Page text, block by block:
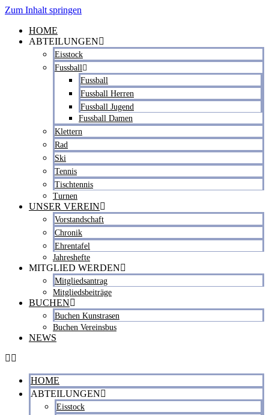
Zum Inhalt springen
HOME
ABTEILUNGEN
Eisstock
Fussball
Fussball
Fussball Herren
Fussball Jugend
Fussball Damen
Klettern
Rad
Ski
Tennis
Tischtennis
Turnen
UNSER VEREIN
Vorstandschaft
Chronik
Ehrentafel
Jahreshefte
MITGLIED WERDEN
Mitgliedsantrag
Mitgliedsbeiträge
BUCHEN
Buchen Kunstrasen
Buchen Vereinsbus
NEWS
HOME
ABTEILUNGEN
Eisstock